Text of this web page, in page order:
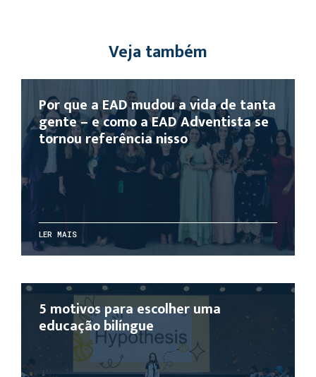
Veja também
Por que a EAD mudou a vida de tanta
gente – e como a EAD Adventista se
tornou referência nisso
LER MAIS
5 motivos para escolher uma
educação bilíngue